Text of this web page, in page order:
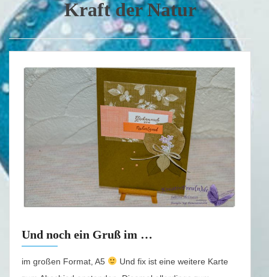
Kraft der Natur
Und noch ein Gruß im …
im großen Format, A5
Und fix ist eine weitere Karte